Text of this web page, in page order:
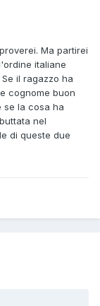
Ma partirei
italiane
il ragazzo ha
cognome buon
se la cosa ha
nel
di queste due